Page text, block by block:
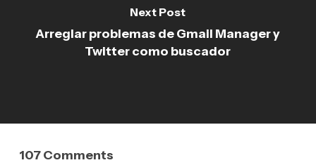
Next Post
Arreglar problemas de Gmail Manager y
Twitter como buscador
107 Comments